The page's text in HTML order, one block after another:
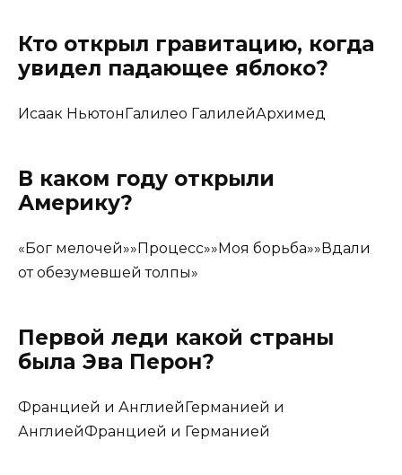
Кто открыл гравитацию, когда
увидел падающее яблоко?
Исаак НьютонГалилео ГалилейАрхимед
В каком году открыли
Америку?
«Бог мелочей»»Процесс»»Моя борьба»»Вдали
от обезумевшей толпы»
Первой леди какой страны
была Эва Перон?
Францией и АнглиейГерманией и
АнглиейФранцией и Германией